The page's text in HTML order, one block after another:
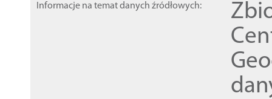
Informacje na temat danych źródłowych: